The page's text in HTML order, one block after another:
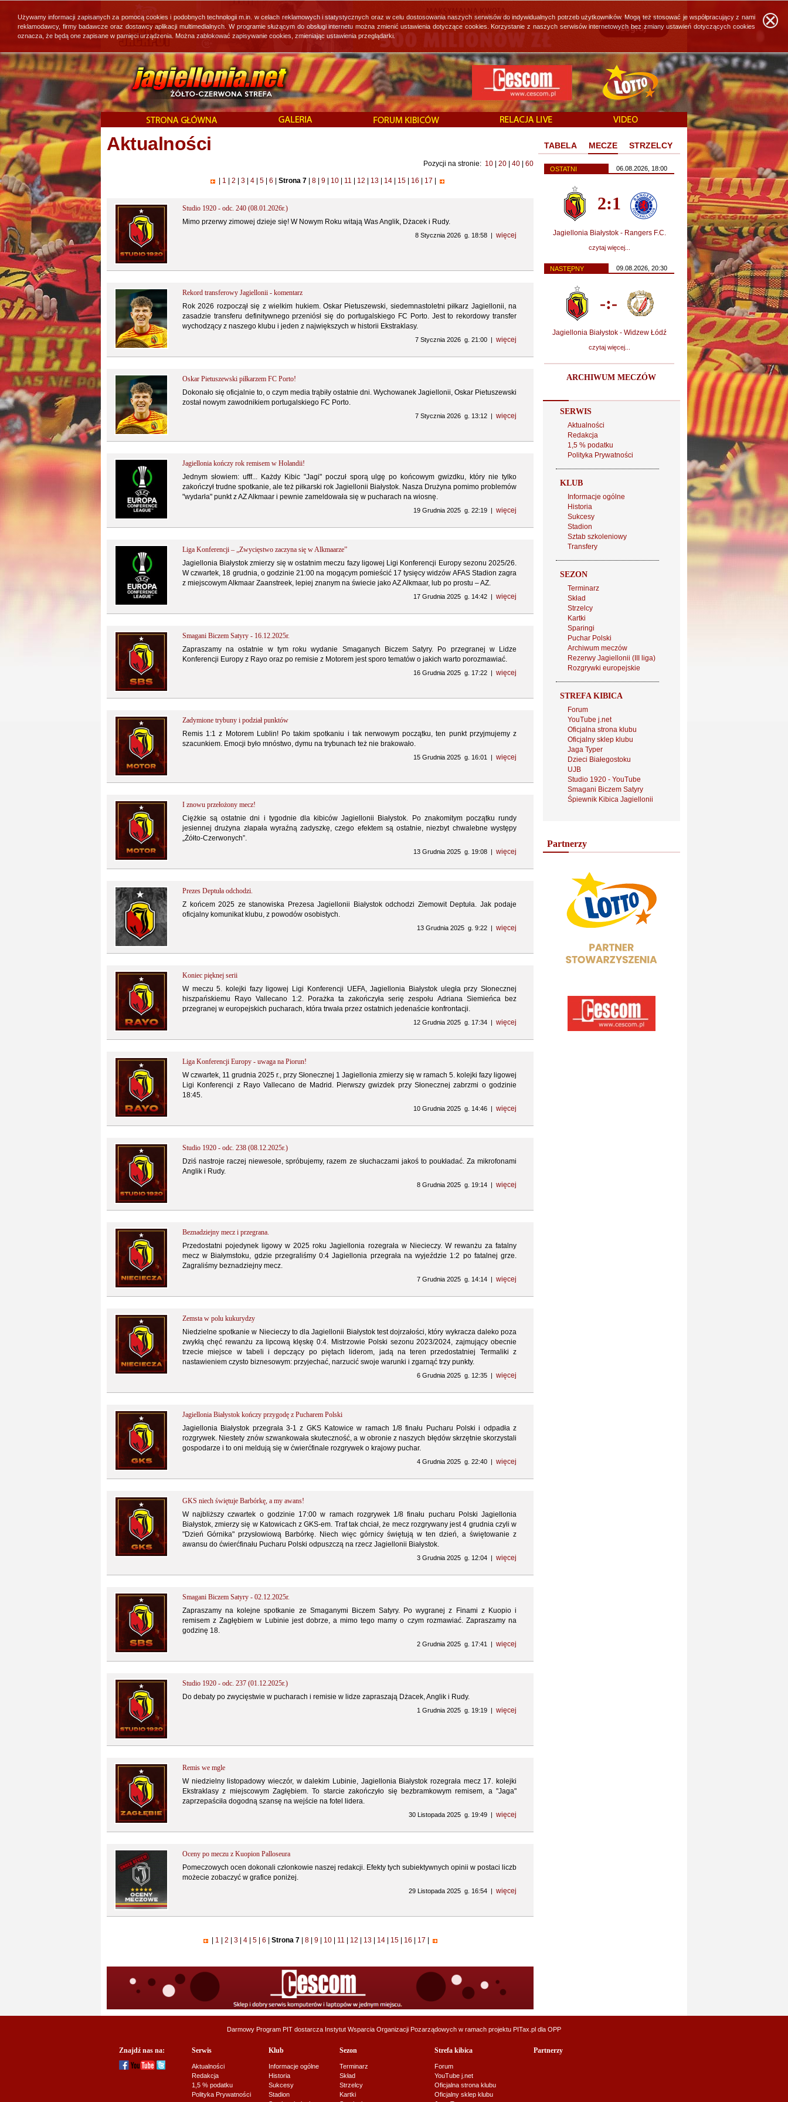
Aktualności
Pozycji na stronie: 10 20 40 60
1 2 3 4 5 6 Strona 7 8 9 10 11 12 13 14 15 16 17
Studio 1920 - odc. 240 (08.01.2026r.)
Mimo przerwy zimowej dzieje się! W Nowym Roku witają Was Anglik, Dżacek i Rudy.
8 Stycznia 2026 g. 18:58 | więcej
Rekord transferowy Jagiellonii - komentarz
Rok 2026 rozpoczął się z wielkim hukiem. Oskar Pietuszewski, siedemnastoletni piłkarz Jagiellonii, na
zasadzie transferu definitywnego przeniósł się do portugalskiego FC Porto. Jest to rekordowy transfer
wychodzący z naszego klubu i jeden z największych w historii Ekstraklasy.
7 Stycznia 2026 g. 21:00 | więcej
Oskar Pietuszewski piłkarzem FC Porto!
Dokonało się oficjalnie to, o czym media trąbiły ostatnie dni. Wychowanek Jagiellonii, Oskar Pietuszewski
został nowym zawodnikiem portugalskiego FC Porto.
7 Stycznia 2026 g. 13:12 | więcej
Jagiellonia kończy rok remisem w Holandii!
Jednym słowiem: ufff... Każdy Kibic "Jagi" poczuł sporą ulgę po końcowym gwizdku, który nie tylko
zakończył trudne spotkanie, ale też piłkarski rok Jagiellonii Białystok. Nasza Drużyna pomimo problemów
"wydarła" punkt z AZ Alkmaar i pewnie zameldowała się w pucharach na wiosnę.
19 Grudnia 2025 g. 22:19 | więcej
Liga Konferencji – „Zwycięstwo zaczyna się w Alkmaarze”
Jagiellonia Białystok zmierzy się w ostatnim meczu fazy ligowej Ligi Konferencji Europy sezonu 2025/26.
W czwartek, 18 grudnia, o godzinie 21:00 na mogącym pomieścić 17 tysięcy widzów AFAS Stadion zagra
z miejscowym Alkmaar Zaanstreek, lepiej znanym na świecie jako AZ Alkmaar, lub po prostu – AZ.
17 Grudnia 2025 g. 14:42 | więcej
Smagani Biczem Satyry - 16.12.2025r.
Zapraszamy na ostatnie w tym roku wydanie Smaganych Biczem Satyry. Po przegranej w Lidze
Konferencji Europy z Rayo oraz po remisie z Motorem jest sporo tematów o jakich warto porozmawiać.
16 Grudnia 2025 g. 17:22 | więcej
Zadymione trybuny i podział punktów
Remis 1:1 z Motorem Lublin! Po takim spotkaniu i tak nerwowym początku, ten punkt przyjmujemy z
szacunkiem. Emocji było mnóstwo, dymu na trybunach też nie brakowało.
15 Grudnia 2025 g. 16:01 | więcej
I znowu przełożony mecz!
Ciężkie są ostatnie dni i tygodnie dla kibiców Jagiellonii Białystok. Po znakomitym początku rundy
jesiennej drużyna złapała wyraźną zadyszkę, czego efektem są ostatnie, niezbyt chwalebne występy
„Żółto-Czerwonych”.
13 Grudnia 2025 g. 19:08 | więcej
Prezes Deptuła odchodzi.
Z końcem 2025 ze stanowiska Prezesa Jagiellonii Białystok odchodzi Ziemowit Deptuła. Jak podaje
oficjalny komunikat klubu, z powodów osobistych.
13 Grudnia 2025 g. 9:22 | więcej
Koniec pięknej serii
W meczu 5. kolejki fazy ligowej Ligi Konferencji UEFA, Jagiellonia Białystok uległa przy Słonecznej
hiszpańskiemu Rayo Vallecano 1:2. Porażka ta zakończyła serię zespołu Adriana Siemieńca bez
przegranej w europejskich pucharach, która trwała przez ostatnich jedenaście konfrontacji.
12 Grudnia 2025 g. 17:34 | więcej
Liga Konferencji Europy - uwaga na Piorun!
W czwartek, 11 grudnia 2025 r., przy Słonecznej 1 Jagiellonia zmierzy się w ramach 5. kolejki fazy ligowej
Ligi Konferencji z Rayo Vallecano de Madrid. Pierwszy gwizdek przy Słonecznej zabrzmi o godzinie
18:45.
10 Grudnia 2025 g. 14:46 | więcej
Studio 1920 - odc. 238 (08.12.2025r.)
Dziś nastroje raczej niewesołe, spróbujemy, razem ze słuchaczami jakoś to poukładać. Za mikrofonami
Anglik i Rudy.
8 Grudnia 2025 g. 19:14 | więcej
Beznadziejny mecz i przegrana.
Przedostatni pojedynek ligowy w 2025 roku Jagiellonia rozegrała w Niecieczy. W rewanżu za fatalny
mecz w Białymstoku, gdzie przegraliśmy 0:4 Jagiellonia przegrała na wyjeździe 1:2 po fatalnej grze.
Zagraliśmy beznadziejny mecz.
7 Grudnia 2025 g. 14:14 | więcej
Zemsta w polu kukurydzy
Niedzielne spotkanie w Niecieczy to dla Jagiellonii Białystok test dojrzałości, który wykracza daleko poza
zwykłą chęć rewanżu za lipcową klęskę 0:4. Mistrzowie Polski sezonu 2023/2024, zajmujący obecnie
trzecie miejsce w tabeli i depczący po piętach liderom, jadą na teren przedostatniej Termaliki z
nastawieniem czysto biznesowym: przyjechać, narzucić swoje warunki i zgarnąć trzy punkty.
6 Grudnia 2025 g. 12:35 | więcej
Jagiellonia Białystok kończy przygodę z Pucharem Polski
Jagiellonia Białystok przegrała 3-1 z GKS Katowice w ramach 1/8 finału Pucharu Polski i odpadła z
rozgrywek. Niestety znów szwankowała skuteczność, a w obronie z naszych błędów skrzętnie skorzystali
gospodarze i to oni meldują się w ćwierćfinale rozgrywek o krajowy puchar.
4 Grudnia 2025 g. 22:40 | więcej
GKS niech świętuje Barbórkę, a my awans!
W najbliższy czwartek o godzinie 17:00 w ramach rozgrywek 1/8 finału pucharu Polski Jagiellonia
Białystok, zmierzy się w Katowicach z GKS-em. Traf tak chciał, że mecz rozgrywany jest 4 grudnia czyli w
"Dzień Górnika" przysłowiową Barbórkę. Niech więc górnicy świętują w ten dzień, a świętowanie z
awansu do ćwierćfinału Pucharu Polski odpuszczą na rzecz Jagiellonii Białystok.
3 Grudnia 2025 g. 12:04 | więcej
Smagani Biczem Satyry - 02.12.2025r.
Zapraszamy na kolejne spotkanie ze Smaganymi Biczem Satyry. Po wygranej z Finami z Kuopio i
remisem z Zagłębiem w Lubinie jest dobrze, a mimo tego mamy o czym rozmawiać. Zapraszamy na
godzinę 18.
2 Grudnia 2025 g. 17:41 | więcej
Studio 1920 - odc. 237 (01.12.2025r.)
Do debaty po zwycięstwie w pucharach i remisie w lidze zapraszają Dżacek, Anglik i Rudy.
1 Grudnia 2025 g. 19:19 | więcej
Remis we mgle
W niedzielny listopadowy wieczór, w dalekim Lubinie, Jagiellonia Białystok rozegrała mecz 17. kolejki
Ekstraklasy z miejscowym Zagłębiem. To starcie zakończyło się bezbramkowym remisem, a "Jaga"
zaprzepaściła dogodną szansę na wejście na fotel lidera.
30 Listopada 2025 g. 19:49 | więcej
Oceny po meczu z Kuopion Palloseura
Pomeczowych ocen dokonali członkowie naszej redakcji. Efekty tych subiektywnych opinii w postaci liczb
możecie zobaczyć w grafice poniżej.
29 Listopada 2025 g. 16:54 | więcej
| 1 2 3 4 5 6 Strona 7| 8 9 10 11 12 13 14 15 16 17
TABELA MECZE STRZELCY
OSTATNI 06.08.2026, 18:00
2:1
Jagiellonia Białystok - Rangers F.C.
czytaj więcej...
NASTĘPNY 09.08.2026, 20:30
-:-
Jagiellonia Białystok - Widzew Łódź
czytaj więcej...
ARCHIWUM MECZÓW
SERWIS
Aktualności
Redakcja
1,5 % podatku
Polityka Prywatności
KLUB
Informacje ogólne
Historia
Sukcesy
Stadion
Sztab szkoleniowy
Transfery
SEZON
Terminarz
Skład
Strzelcy
Kartki
Sparingi
Puchar Polski
Archiwum meczów
Rezerwy Jagiellonii (III liga)
Rozgrywki europejskie
STREFA KIBICA
Forum
YouTube j.net
Oficjalna strona klubu
Oficjalny sklep klubu
Jaga Typer
Dzieci Białegostoku
UJB
Studio 1920 - YouTube
Smagani Biczem Satyry
Śpiewnik Kibica Jagiellonii
Partnerzy
Darmowy Program PIT dostarcza Instytut Wsparcia Organizacji Pozarządowych w ramach projektu PITax.pl dla OPP
Znajdź nas na: Serwis
Aktualności
Redakcja
1,5 % podatku
Polityka Prywatności
Klub
Informacje ogólne
Historia
Sukcesy
Stadion
Sezon
Terminarz
Skład
Strzelcy
Kartki
Strefa kibica
Forum
YouTube j.net
Oficjalna strona klubu
Oficjalny sklep klubu
Partnerzy
Używamy informacji zapisanych za pomocą cookies i podobnych technologii m.in. w celach reklamowych i statystycznych oraz w celu dostosowania naszych serwisów do indywidualnych potrzeb użytkowników. Mogą też stosować je współpracujący z nami
reklamodawcy, firmy badawcze oraz dostawcy aplikacji multimedialnych. W programie służącym do obsługi internetu można zmienić ustawienia dotyczące cookies. Korzystanie z naszych serwisów internetowych bez zmiany ustawień dotyczących cookies
oznacza, że będą one zapisane w pamięci urządzenia. Można zablokować zapisywanie cookies, zmieniając ustawienia przeglądarki.